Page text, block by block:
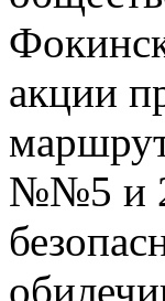
акции
№№5 и